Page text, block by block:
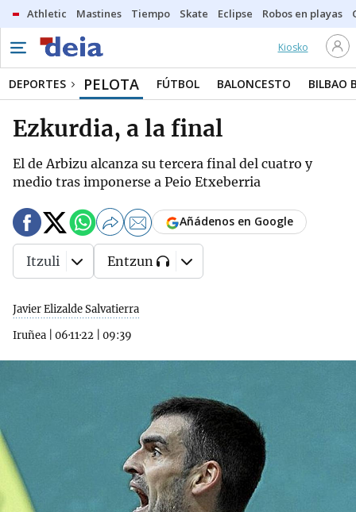
Athletic Mastines Tiempo Skate Eclipse Robos en playas
Kiosko
DEPORTES PELOTA FÚTBOL BALONCESTO BILBAO
Ezkurdia, a la final
El de Arbizu alcanza su tercera final del cuatro y
medio tras imponerse a Peio Etxeberria
Javier Elizalde Salvatierra
Iruñea
06·11·22 09:39
Añádenos en Google
Itzuli Entzun